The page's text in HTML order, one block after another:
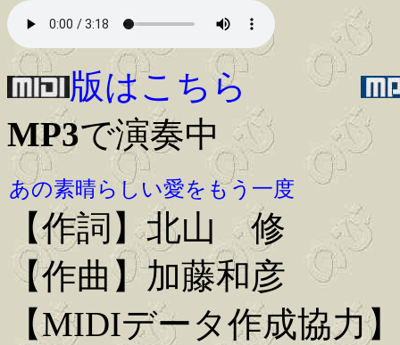
版はこちら
MP3で演奏中
あの素晴らしい愛をもう一度
【作詞】北山 修
【作曲】加藤和彦
【MIDIデータ作成協力